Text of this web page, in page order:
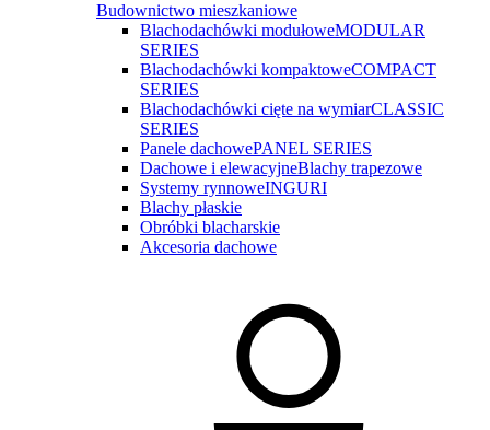
Budownictwo mieszkaniowe
Blachodachówki modułoweMODULAR
SERIES
Blachodachówki kompaktoweCOMPACT
SERIES
Blachodachówki cięte na wymiarCLASSIC
SERIES
Panele dachowePANEL SERIES
Dachowe i elewacyjneBlachy trapezowe
Systemy rynnoweINGURI
Blachy płaskie
Obróbki blacharskie
Akcesoria dachowe